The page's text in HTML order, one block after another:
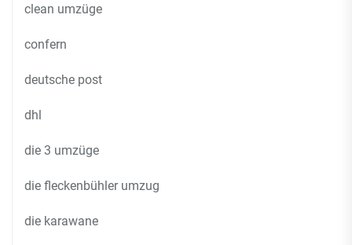
clean umzüge
confern
deutsche post
dhl
die 3 umzüge
die fleckenbühler umzug
die karawane